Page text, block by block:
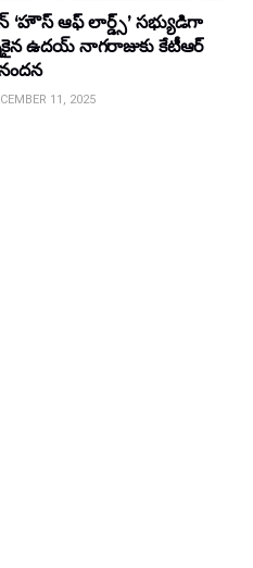
‘హౌస్ ఆఫ్ లార్డ్స్’ సభ్యుడిగా
ఉదయ్ నాగరాజుకు కేటీఆర్
11, 2025